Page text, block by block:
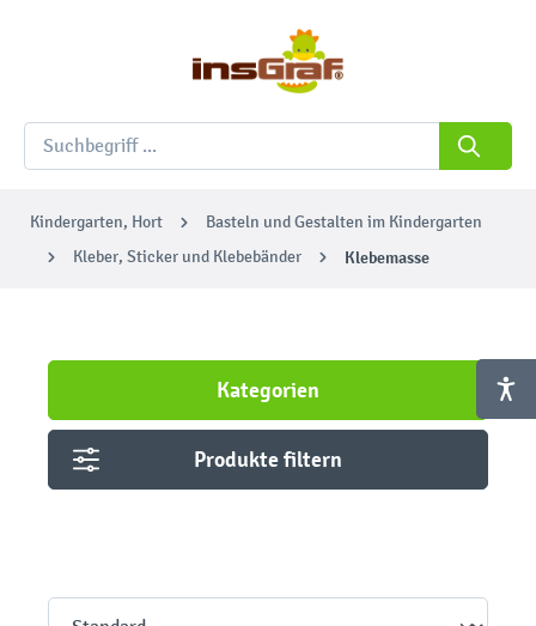
Kindergarten, Hort
Basteln und Gestalten im Kindergarten
Kleber, Sticker und Klebebänder
Klebemasse
Kategorien
Produkte filtern